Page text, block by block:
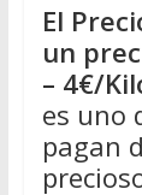
El
un
– 4€/
es uno
pagan